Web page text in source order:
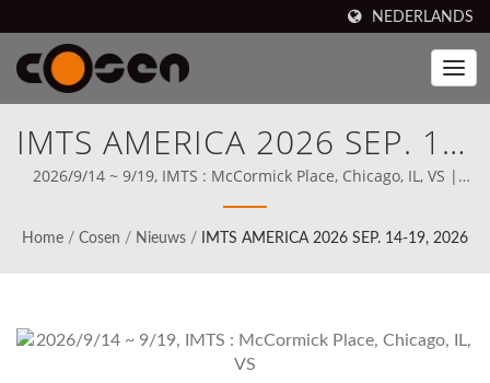
NEDERLANDS
IMTS AMERICA 2026 SEP. 14-
19, 2026 | Topoplossingen
Voor Geautomatiseerde
2026/9/14 ~ 9/19, IMTS : McCormick Place, Chicago, IL, VS |
vanaf het begin zijn missie duidelijk gesteld om rechtstreeks
Home / Cosen / Nieuws / IMTS AMERICA 2026 SEP. 14-19, 2026